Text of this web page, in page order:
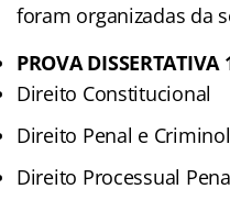
foram organizadas da
PROVA DISSERTATIVA
Direito Constitucional
Direito Penal e
Direito Processual